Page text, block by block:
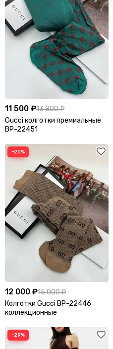
11 500 ₽13 800 ₽
Gucci колготки премиальные
BP-22451
−20%
12 000 ₽15 000 ₽
Колготки Gucci BP-22446
коллекционные
−29%